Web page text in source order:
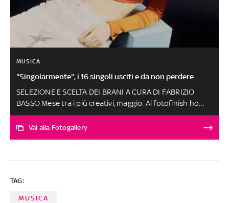
MUSICA
"Singolarmente", i 16 singoli usciti e da non perdere
SELEZIONE E SCELTA DEI BRANI A CURA DI FABRIZIO
BASSO Mese tra i più creativi, maggio. Al fotofinish ho
premiato, anche per il suo percorso artistico, Anna Carol
con 'Colla', una canzone in cui emerge l'anima ironica
speciali per l'effervescente Gaia Gentile, la visionaria
canzoni, scelte tra oltre 250 ascolti, sono al secondo
Vai alla Fotogallery
TAG:
MUSICA